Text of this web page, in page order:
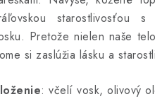
starostlivosťou
Pretože nielen naše
si zaslúžia lásku a
: včelí vosk, olivový